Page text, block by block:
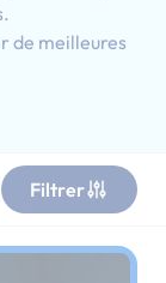
de meilleures
Filtrer